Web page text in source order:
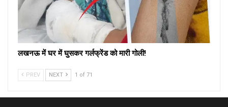
लखनऊ में घर में घुसकर गर्लफ्रेंड को मारी गोली!
PREV NEXT 1 of 71